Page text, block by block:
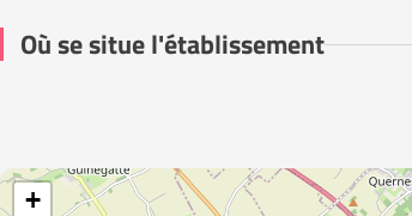
Où se situe l'établissement
+